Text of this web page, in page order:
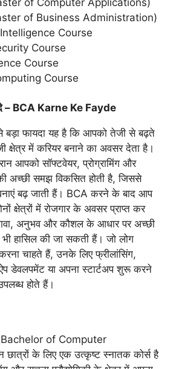
of Computer Applications)
of Business Administration)
Course
Course
Course
Course
– BCA Karne Ke Fayde
फायदा यह है कि आपको तेजी से बढ़ते
क्षेत्र में करियर बनाने का अवसर देता है।
आपको सॉफ्टवेयर, प्रोग्रामिंग और
अच्छी समझ विकसित होती है, जिससे
बढ़ जाती हैं। BCA करने के बाद आप
क्षेत्रों में रोजगार के अवसर प्राप्त कर
अनुभव और कौशल के आधार पर अच्छी
भी हासिल की जा सकती हैं। जो लोग
चाहते हैं, उनके लिए फ्रीलांसिंग,
डेवलपमेंट या अपना स्टार्टअप शुरू करने
होते हैं।
of Computer
के लिए एक उत्कृष्ट स्नातक कोर्स है